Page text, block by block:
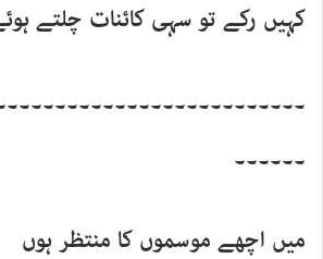
کہیں رکے تو سہی کائنات چلتے
۔۔۔۔۔۔
میں اچھے موسموں کا منتظر ہوں